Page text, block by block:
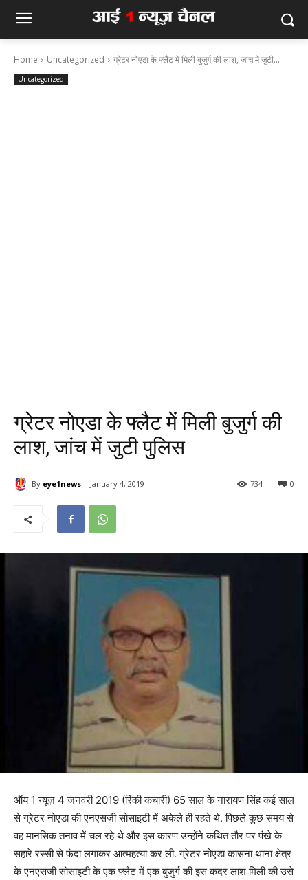
Home Uncategorized ग्रेटर नोएडा के फ्लैट में मिली बुजुर्ग की लाश, जांच में जुटी...
Uncategorized
ग्रेटर नोएडा के फ्लैट में मिली बुजुर्ग की
लाश, जांच में जुटी पुलिस
By eye1news January 4, 2019 0
734
ऑय 1 न्यूज़ 4 जनवरी 2019 (रिंकी कचारी) 65 साल के नारायण सिंह कई साल
से ग्रेटर नोएडा की एनएसजी सोसाइटी में अकेले ही रहते थे. पिछले कुछ समय से
वह मानसिक तनाव में चल रहे थे और इस कारण उन्होंने कथित तौर पर पंखे के
सहारे रस्सी से फंदा लगाकर आत्महत्या कर ली. ग्रेटर नोएडा कासना थाना क्षेत्र
के एनएसजी सोसाइटी के एक फ्लैट में एक बुजुर्ग की इस कदर लाश मिली की उसे